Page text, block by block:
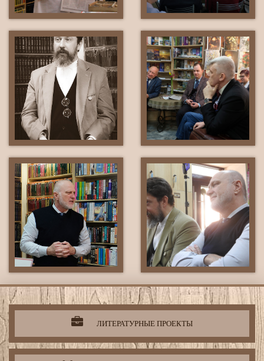
Литературная
деятельность
организации
ЛИТЕРАТУРНЫЕ ПРОЕКТЫ